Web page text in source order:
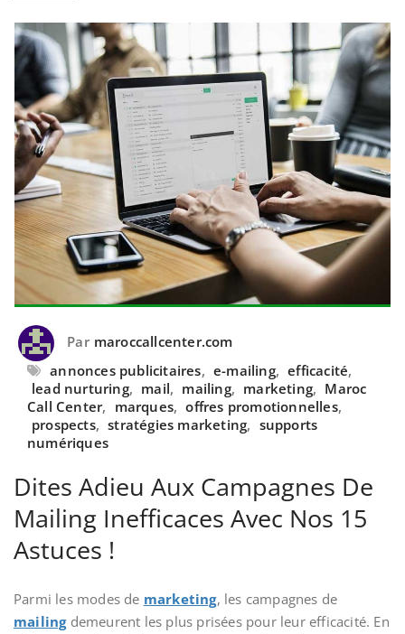
Par maroccallcenter.com
annonces publicitaires, e-mailing, efficacité,
lead nurturing, mail, mailing, marketing, Maroc
Call Center, marques, offres promotionnelles,
prospects, stratégies marketing, supports
numériques
Dites Adieu Aux Campagnes De
Mailing Inefficaces Avec Nos 15
Astuces !
Parmi les modes de marketing, les campagnes de
mailing demeurent les plus prisées pour leur efficacité. En